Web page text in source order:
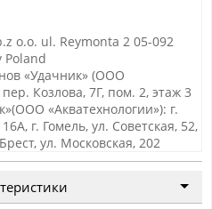
o.o. ul. Reymonta 2 05-092
Poland
«Удачник» (ООО
Козлова, 7Г, пом. 2, этаж 3
«Акватехнологии»): г.
г. Гомель, ул. Советская, 52,
ул. Московская, 202